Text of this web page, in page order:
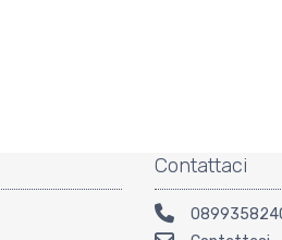
Contattaci